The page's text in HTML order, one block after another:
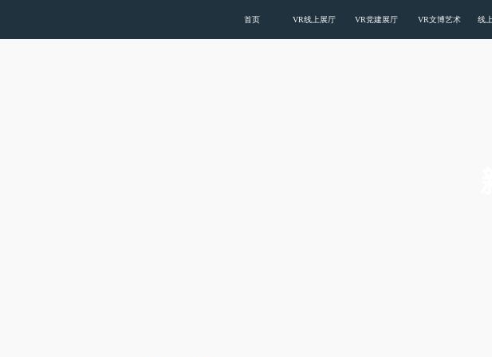
色多多在线下载,色多多视频在线观看,色多多下载污版,色多多
首页 VR线上展厅 VR党建展厅 VR文博艺术 线